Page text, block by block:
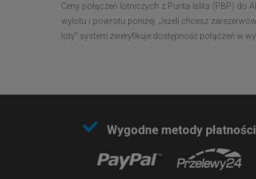
Ceny połączeń lotniczych z Punta Islita (PBP) do
wylotu i powrotu poniżej. Jeżeli chcesz
loty" system zweryfikuje dostępność połączeń w
Wygodne metody płatności